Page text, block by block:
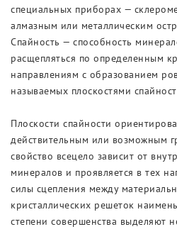
специальных приборах —
алмазным или металлическим
Спайность — способность
расщепляться по определенным
направлениям с образованием
называемых плоскостями
Плоскости спайности
действительным или возможным
свойство всецело зависит от
минералов и проявляется в тех
силы сцепления между
кристаллических решеток
степени совершенства выделяют